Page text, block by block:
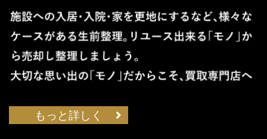
もっと詳しく